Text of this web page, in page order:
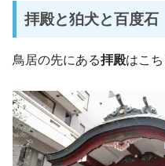
拝殿と狛犬と百度石
鳥居の先にある拝殿はこち